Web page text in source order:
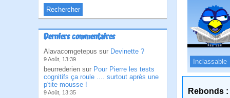
Derniers commentaires
Alavacomgetepus sur Devinette ?
9 Août, 13:39
beurrederien sur Pour Pierre les tests
cognitifs ça roule .... surtout après une
p'tite mousse !
9 Août, 13:35
Inclassable
Rebonds :